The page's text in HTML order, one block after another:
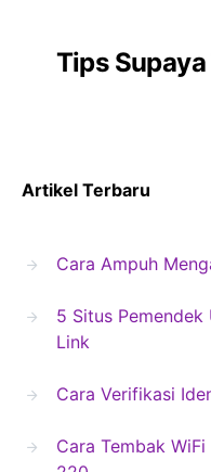
Tips
Artikel Terbaru
Cara Ampuh
5 Situs Pemendek
Link
Cara Verifikasi
Cara Tembak